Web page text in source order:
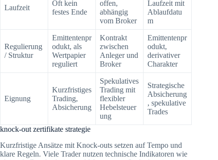
Laufzeit
Oft kein
festes Ende
offen,
abhängig
vom Broker
Laufzeit mit
Ablaufdatu
m
Regulierung
/ Struktur
Emittentenpr
odukt, als
Wertpapier
reguliert
Kontrakt
zwischen
Anleger und
Broker
Emittentenpr
odukt,
derivativer
Charakter
Eignung
Kurzfristiges
Trading,
Absicherung
Spekulatives
Trading mit
flexibler
Hebelsteuer
ung
Strategische
Absicherung
, spekulative
Trades
knock-out zertifikate strategie
Kurzfristige Ansätze mit Knock-outs setzen auf Tempo und
klare Regeln. Viele Trader nutzen technische Indikatoren wie